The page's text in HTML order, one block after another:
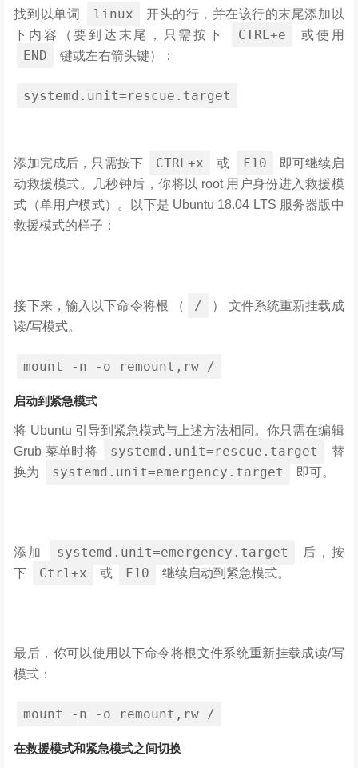
找到以单词 linux
开头的行，并在该行的末尾添加以
下内容（要到达末尾，只需按下
CTRL+e 或使用
END 键或左右箭头键）：
systemd . unit=rescue . target
添加完成后，只需按下 CTRL+x 或 F10
即可继续启
动救援模式。几秒钟后，你将以 root 用户身份进入救援模
式（单用户模式）。以下是 Ubuntu 18.04 LTS 服务器版中
救援模式的样子：
接下来，输入以下命令将根 （ /
） 文件系统重新挂载成
读/写模式。
mount - n - o remount , rw /
启动到紧急模式
将 Ubuntu 引导到紧急模式与上述方法相同。你只需在编辑
Grub 菜单时将
systemd.unit=rescue.target
替
换为
systemd.unit=emergency.target 即可。
添加 systemd.unit=emergency.target
后，按
下
Ctrl+x 或 F10 继续启动到紧急模式。
最后，你可以使用以下命令将根文件系统重新挂载成读/写
模式：
mount - n - o remount , rw /
在救援模式和紧急模式之间切换